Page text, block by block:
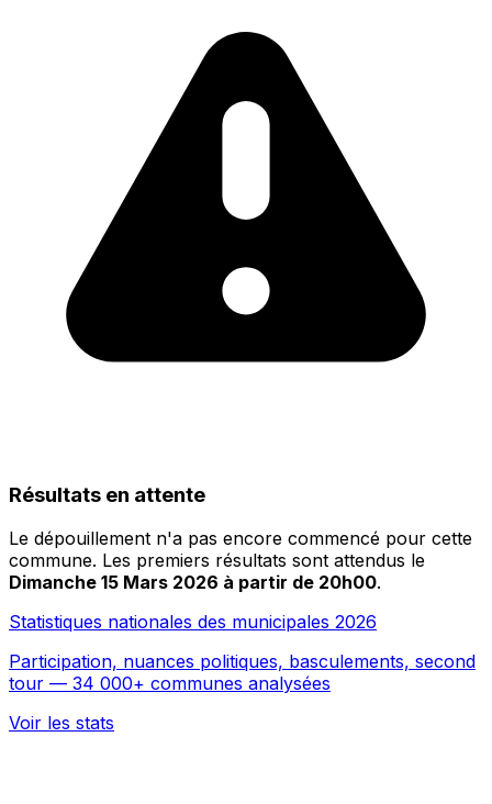
Résultats en attente
Le dépouillement n'a pas encore commencé pour cette
commune. Les premiers résultats sont attendus le
Dimanche 15 Mars 2026 à partir de 20h00.
Statistiques nationales des municipales 2026
Participation, nuances politiques, basculements, second
tour — 34 000+ communes analysées
Voir les stats